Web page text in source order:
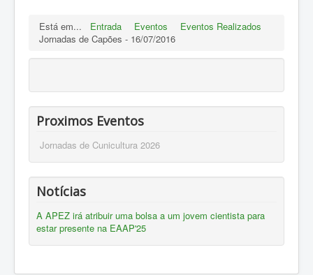
Está em... Entrada Eventos
Eventos Realizados
Jornadas de Capões - 16/07/2016
Proximos Eventos
Jornadas de Cunicultura 2026
Notícias
A APEZ irá atribuir uma bolsa a um jovem cientista para
estar presente na EAAP'25